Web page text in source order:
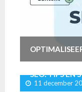
SEO: TIPS EN
11 december